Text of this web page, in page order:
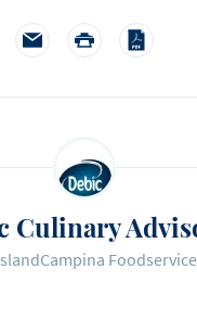
Culinary
Foodservice